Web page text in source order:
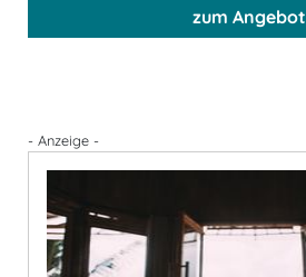
zum Angebot
- Anzeige -